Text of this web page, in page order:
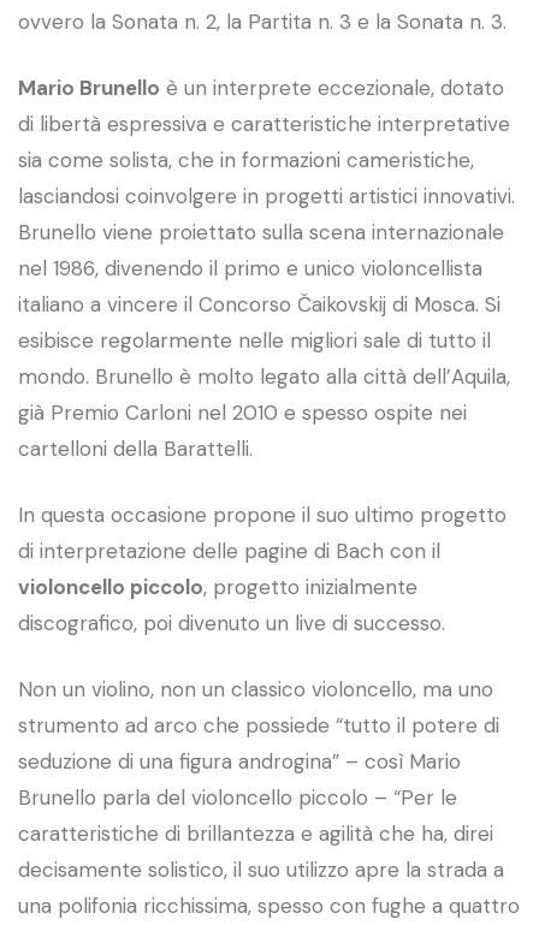
ovvero la Sonata n. 2, la Partita n. 3 e la Sonata n. 3.
Mario Brunello è un interprete eccezionale, dotato
di libertà espressiva e caratteristiche interpretative
sia come solista, che in formazioni cameristiche,
lasciandosi coinvolgere in progetti artistici innovativi.
Brunello viene proiettato sulla scena internazionale
nel 1986, divenendo il primo e unico violoncellista
italiano a vincere il Concorso Čaikovskij di Mosca. Si
esibisce regolarmente nelle migliori sale di tutto il
mondo. Brunello è molto legato alla città dell’Aquila,
già Premio Carloni nel 2010 e spesso ospite nei
cartelloni della Barattelli.
In questa occasione propone il suo ultimo progetto
di interpretazione delle pagine di Bach con il
violoncello piccolo, progetto inizialmente
discografico, poi divenuto un live di successo.
Non un violino, non un classico violoncello, ma uno
strumento ad arco che possiede “tutto il potere di
seduzione di una figura androgina” – così Mario
Brunello parla del violoncello piccolo – “Per le
caratteristiche di brillantezza e agilità che ha, direi
decisamente solistico, il suo utilizzo apre la strada a
una polifonia ricchissima, spesso con fughe a quattro